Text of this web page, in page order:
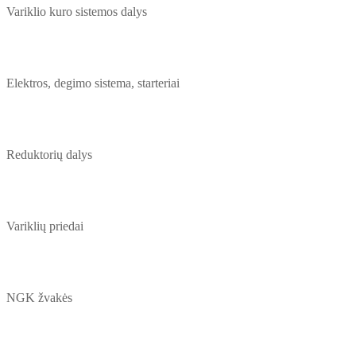
Variklio kuro sistemos dalys
Elektros, degimo sistema, starteriai
Reduktorių dalys
Variklių priedai
NGK žvakės